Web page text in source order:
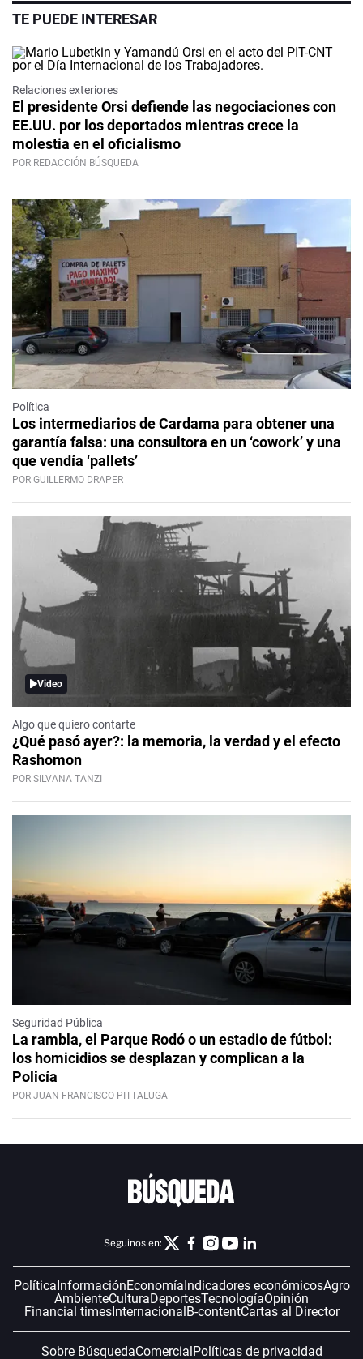
TE PUEDE INTERESAR
Relaciones exteriores
El presidente Orsi defiende las negociaciones con
EE.UU. por los deportados mientras crece la
molestia en el oficialismo
POR REDACCIÓN BÚSQUEDA
Política
Los intermediarios de Cardama para obtener una
garantía falsa: una consultora en un ‘cowork’ y una
que vendía ‘pallets’
POR GUILLERMO DRAPER
Video
Algo que quiero contarte
¿Qué pasó ayer?: la memoria, la verdad y el efecto
Rashomon
POR SILVANA TANZI
Seguridad Pública
La rambla, el Parque Rodó o un estadio de fútbol:
los homicidios se desplazan y complican a la
Policía
POR JUAN FRANCISCO PITTALUGA
Seguinos en:
Política InformaciónEconomía Indicadores económicosAgro
AmbienteCulturaDeportesTecnologíaOpinión
Financial timesInternacional B-contentCartas al Director
Sobre BúsquedaComercial Políticas de privacidad